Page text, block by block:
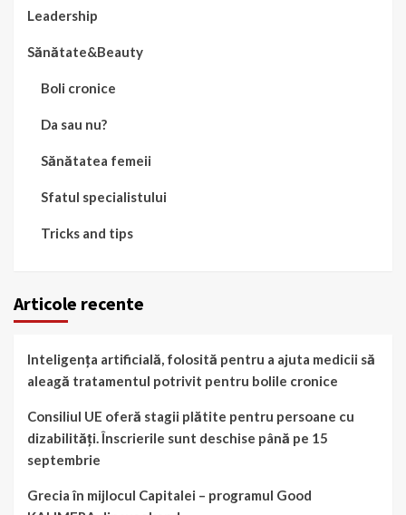
Leadership
Sănătate&Beauty
Boli cronice
Da sau nu?
Sănătatea femeii
Sfatul specialistului
Tricks and tips
Articole recente
Inteligența artificială, folosită pentru a ajuta medicii să
aleagă tratamentul potrivit pentru bolile cronice
Consiliul UE oferă stagii plătite pentru persoane cu
dizabilități. Înscrierile sunt deschise până pe 15
septembrie
Grecia în mijlocul Capitalei – programul Good